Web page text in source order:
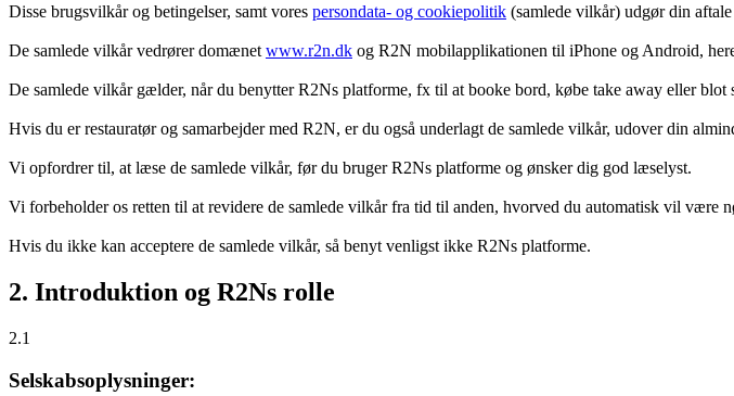
Disse brugsvilkår og betingelser, samt vores persondata- og cookiepolitik (samlede vilkår) udgør din
De samlede vilkår vedrører domænet www.r2n.dk og R2N mobilapplikationen til iPhone og Android,
De samlede vilkår gælder, når du benytter R2Ns platforme, fx til at booke bord, købe take away eller blot
Hvis du er restauratør og samarbejder med R2N, er du også underlagt de samlede vilkår, udover din
Vi opfordrer til, at læse de samlede vilkår, før du bruger R2Ns platforme og ønsker dig god læselyst.
Vi forbeholder os retten til at revidere de samlede vilkår fra tid til anden, hvorved du automatisk vil være
Hvis du ikke kan acceptere de samlede vilkår, så benyt venligst ikke R2Ns platforme.
2. Introduktion og R2Ns rolle
2.1
Selskabsoplysninger: